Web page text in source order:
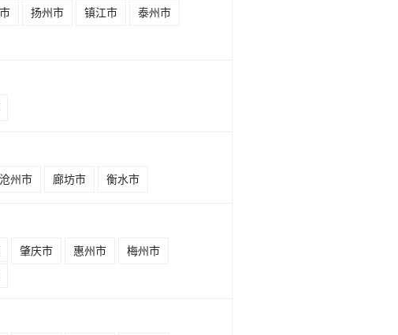
扬州市 镇江市
泰州市
沧州市 廊坊市 衡水市
肇庆市 惠州市
梅州市